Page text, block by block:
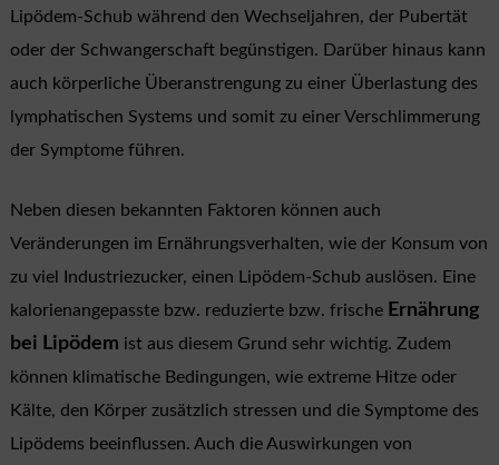
Lipödem-Schub während den Wechseljahren, der Pubertät
oder der Schwangerschaft begünstigen. Darüber hinaus kann
auch körperliche Überanstrengung zu einer Überlastung des
lymphatischen Systems und somit zu einer Verschlimmerung
der Symptome führen.
Neben diesen bekannten Faktoren können auch
Veränderungen im Ernährungsverhalten, wie der Konsum von
zu viel Industriezucker, einen Lipödem-Schub auslösen. Eine
kalorienangepasste bzw. reduzierte bzw. frischeErnährung
bei Lipödem ist aus diesem Grund sehr wichtig. Zudem
können klimatische Bedingungen, wie extreme Hitze oder
Kälte, den Körper zusätzlich stressen und die Symptome des
Lipödems beeinflussen. Auch die Auswirkungen von